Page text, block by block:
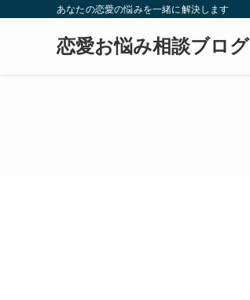
あなたの恋愛の悩みを一緒に解決します
恋愛お悩み相談ブログ